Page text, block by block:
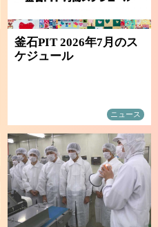
釜石PIT 2026年7月のス
ケジュール
ニュース